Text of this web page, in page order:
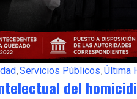
Servicios Públicos Última
del